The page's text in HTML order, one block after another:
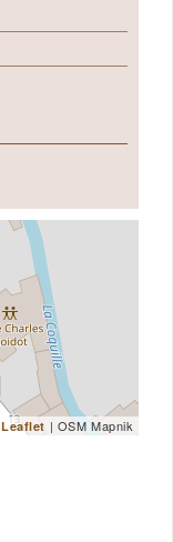
Leaflet | OSM Mapnik